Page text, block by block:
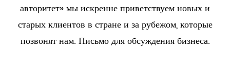
авторитет» мы искренне приветствуем новых и
старых клиентов в стране и за рубежом, которые
позвонят нам. Письмо для обсуждения бизнеса.